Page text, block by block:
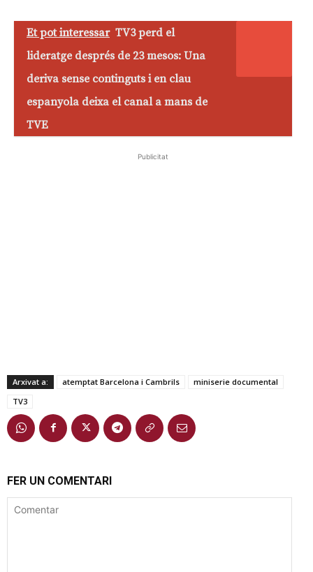
Et pot interessar TV3 perd el
lideratge després de 23 mesos: Una
deriva sense continguts i en clau
espanyola deixa el canal a mans de
TVE
Publicitat
Arxivat a: atemptat Barcelona i Cambrils
miniserie documental
TV3
FER UN COMENTARI